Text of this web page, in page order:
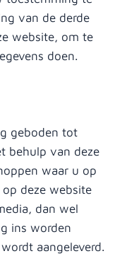
van de derde
website, om te
doen.
geboden tot
behulp van deze
waar u op
deze website
dan wel
ins worden
aangeleverd.